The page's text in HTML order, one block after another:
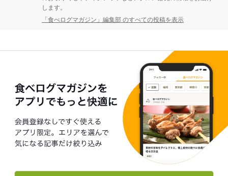
します。
「食べログマガジン」編集部 のすべての投稿を表示